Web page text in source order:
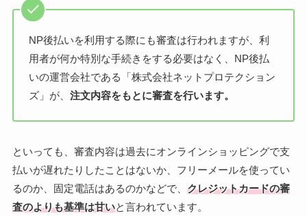
NP後払いを利用する際にも審査は行われますが、利
用者が何か特別な手続きをする必要はなく、NP後払
いの運営会社である「株式会社ネットプロテクション
ズ」が、注文内容をもとに審査を行います。
といっても、審査内容は過去にオンラインショッピングで支
払いが遅れたりしたことはないか、フリーメールを使ってい
るのか、固定電話はあるのかなどで、 クレジットカードの審
査のよりも基準は甘いと言われています。